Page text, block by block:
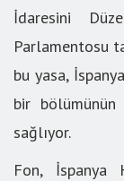
İdaresini
Parlamentosu
bu yasa,
bir
sağlıyor.
Fon,